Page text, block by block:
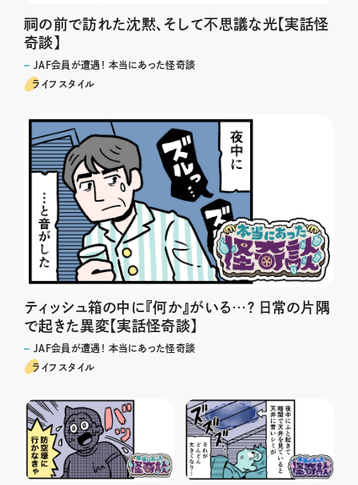
祠の前で訪れた沈黙、そして不思議な光【実話怪
奇談】
JAF会員が遭遇！ 本当にあった怪奇談
ライフスタイル
ティッシュ箱の中に『何か』がいる…？ 日常の片隅
で起きた異変【実話怪奇談】
JAF会員が遭遇！ 本当にあった怪奇談
ライフスタイル